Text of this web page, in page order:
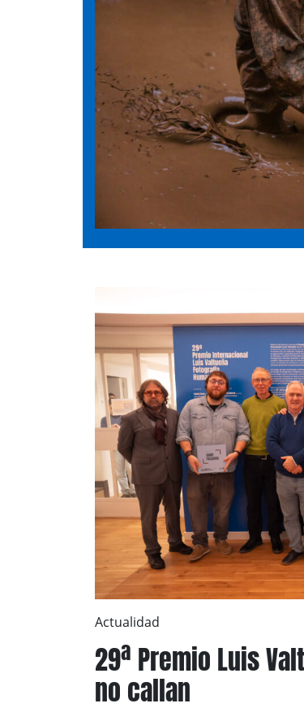
Actualidad
29ª Premio Luis
no callan